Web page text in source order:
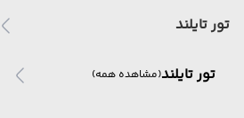
تور تایلند
تور تایلند(مشاهده همه)